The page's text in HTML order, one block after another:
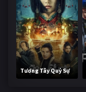
Tương Tây Quỷ Sự